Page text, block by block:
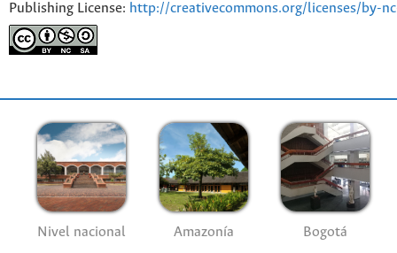
Publishing License: http://creativecommons.org/licenses/by-
Nivel nacional Amazonía Bogotá